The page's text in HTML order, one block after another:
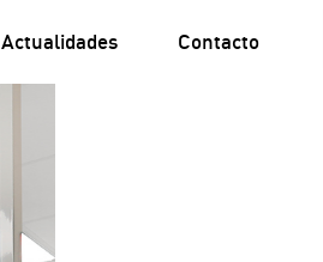
Actualidades Contacto